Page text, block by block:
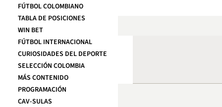
FÚTBOL COLOMBIANO
TABLA DE POSICIONES
WIN BET
FÚTBOL INTERNACIONAL
CURIOSIDADES DEL DEPORTE
SELECCIÓN COLOMBIA
MÁS CONTENIDO
PROGRAMACIÓN
CAV-SULAS